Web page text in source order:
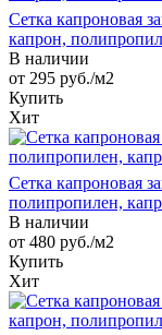
Сетка капроновая
капрон,
В наличии
от 295 руб./м2
Купить
Хит
Сетка капроновая
полипропилен,
В наличии
от 480 руб./м2
Купить
Хит